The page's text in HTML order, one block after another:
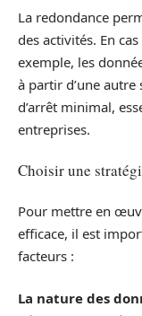
La redondance
des activités. En
exemple, les
à partir d’une
d’arrêt minimal,
entreprises.
Choisir une
Pour mettre en
efficace, il est
facteurs :
La nature des